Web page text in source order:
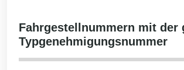
Fahrgestellnummern mit der
Typgenehmigungsnummer